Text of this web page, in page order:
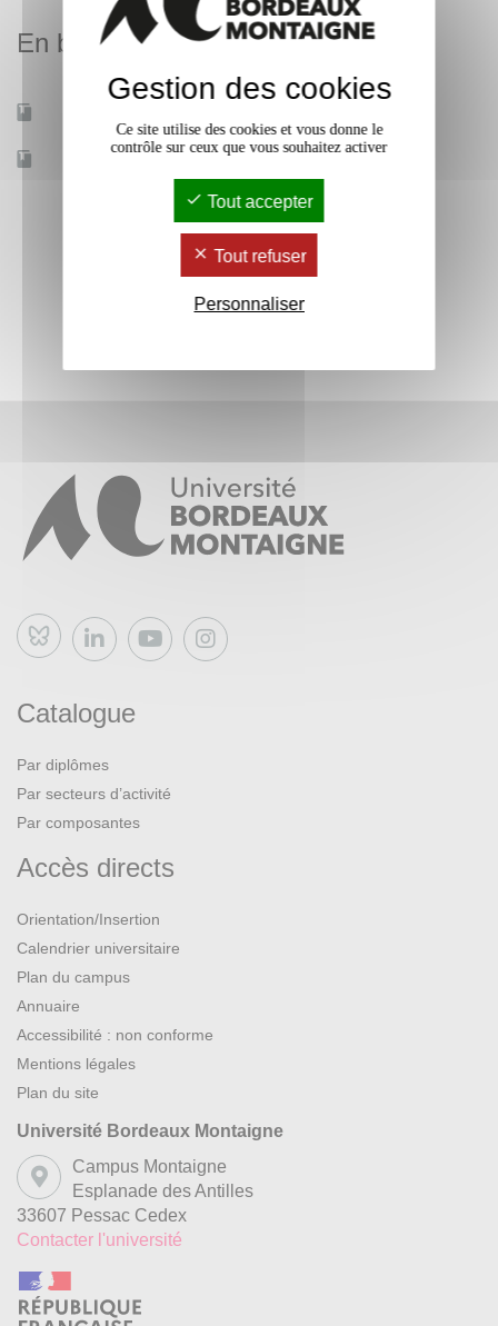
En bref
Bluesky
Catalogue
Par diplômes
Par secteurs d’activité
Par composantes
Accès directs
Orientation/Insertion
Calendrier universitaire
Plan du campus
Annuaire
Accessibilité : non conforme
Mentions légales
Plan du site
Université Bordeaux Montaigne
Campus Montaigne
Esplanade des Antilles
33607 Pessac Cedex
Contacter l'université
Gestion des cookies
Ce site utilise des cookies et vous donne le
contrôle sur ceux que vous souhaitez activer
Tout accepter
Tout refuser
Personnaliser